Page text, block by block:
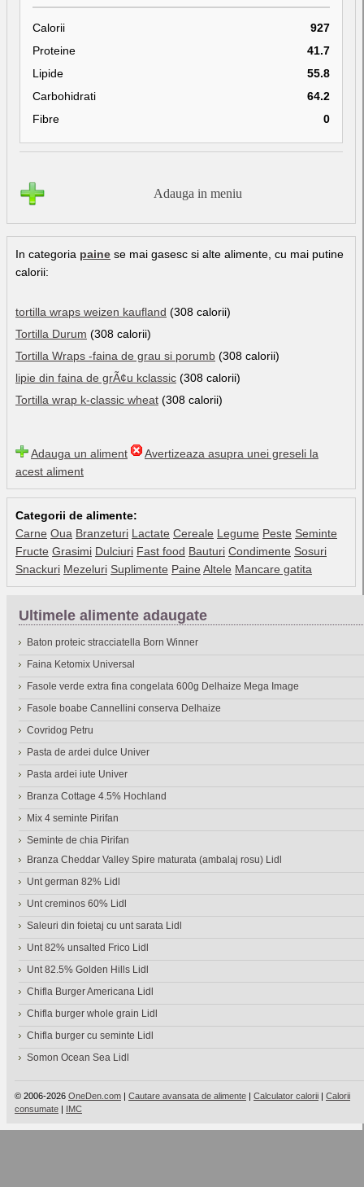
Calorii
927
Proteine
41.7
Lipide
55.8
Carbohidrati
64.2
Fibre
0
Adauga in meniu
In categoria paine se mai gasesc si alte alimente, cu mai putine
calorii:
tortilla wraps weizen kaufland (308 calorii)
Tortilla Durum (308 calorii)
Tortilla Wraps -faina de grau si porumb (308 calorii)
lipie din faina de grÃ¢u kclassic (308 calorii)
Tortilla wrap k-classic wheat (308 calorii)
Adauga un aliment
Avertizeaza asupra unei greseli la
acest aliment
Categorii de alimente:
Carne Oua Branzeturi Lactate Cereale Legume Peste Seminte
Fructe Grasimi Dulciuri Fast food Bauturi Condimente Sosuri
Snackuri Mezeluri Suplimente Paine Altele Mancare gatita
Ultimele alimente adaugate
Baton proteic stracciatella Born Winner
Faina Ketomix Universal
Fasole verde extra fina congelata 600g Delhaize Mega Image
Fasole boabe Cannellini conserva Delhaize
Covridog Petru
Pasta de ardei dulce Univer
Pasta ardei iute Univer
Branza Cottage 4.5% Hochland
Mix 4 seminte Pirifan
Seminte de chia Pirifan
Branza Cheddar Valley Spire maturata (ambalaj rosu) Lidl
Unt german 82% Lidl
Unt creminos 60% Lidl
Saleuri din foietaj cu unt sarata Lidl
Unt 82% unsalted Frico Lidl
Unt 82.5% Golden Hills Lidl
Chifla Burger Americana Lidl
Chifla burger whole grain Lidl
Chifla burger cu seminte Lidl
Somon Ocean Sea Lidl
© 2006-2026 OneDen.com | Cautare avansata de alimente | Calculator calorii | Calorii
consumate | IMC